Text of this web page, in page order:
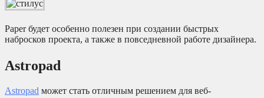
Paper будет особенно полезен при создании быстрых
набросков проекта, а также в повседневной работе дизайнера.
Astropad
Astropad может стать отличным решением для веб-